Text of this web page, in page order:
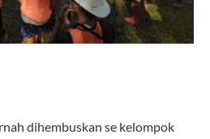
dihembuskan se kelompok